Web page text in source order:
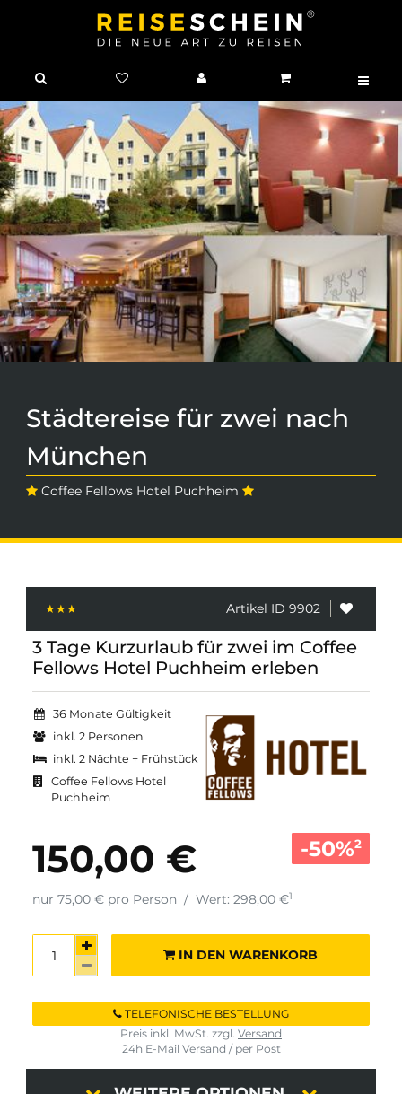
Städtereise für zwei nach
München
Coffee Fellows Hotel Puchheim
Artikel ID 9902
3 Tage Kurzurlaub für zwei im Coffee
Fellows Hotel Puchheim erleben
36 Monate Gültigkeit
inkl. 2 Personen
inkl. 2 Nächte + Frühstück
Coffee Fellows Hotel
Puchheim
150,00 € -50%2
nur 75,00 € pro Person / Wert: 298,00 €1
IN DEN WARENKORB
TELEFONISCHE BESTELLUNG
Preis inkl. MwSt. zzgl. Versand
24h E-Mail Versand / per Post